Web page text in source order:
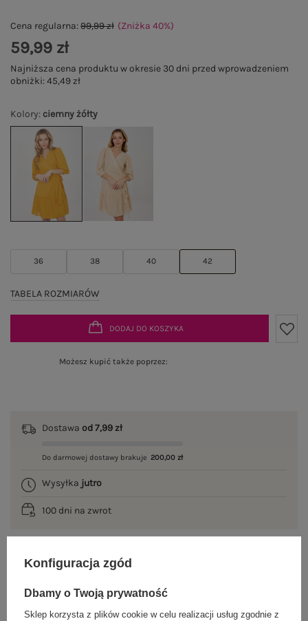
Kolory: ciemny żółty
36 38 40 42
TABELA ROZMIARÓW
Cena regularna:99,99 zł (Zniżka 40%)
59,99 zł
Najniższa cena produktu w okresie 30 dni przed wprowadzeniem
obniżki:45,49 zł
DODAJ DO KOSZYKA
Możesz kupić także poprzez:
Dostawa od 7,99 zł
Do darmowej dostawy brakuje 200,00 zł
Wysyłka jutro
100 dni na zwrot
OPIS PRODUKTU
Konfiguracja zgód
Dbamy o Twoją prywatność
Sklep korzysta z plików cookie w celu realizacji usług zgodnie z